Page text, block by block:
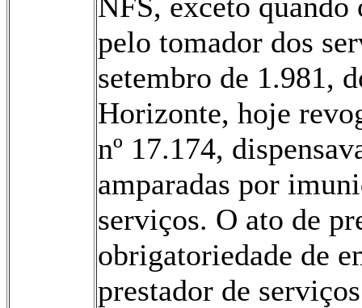
pelo tomador dos
setembro de 1.981,
Horizonte, hoje
nº 17.174,
amparadas por
serviços. O ato de
obrigatoriedade de
prestador de